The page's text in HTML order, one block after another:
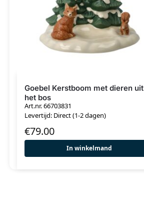
Goebel Kerstboom met dieren uit
het bos
Art.nr. 66703831
Levertijd: Direct (1-2 dagen)
€79.00
In winkelmand